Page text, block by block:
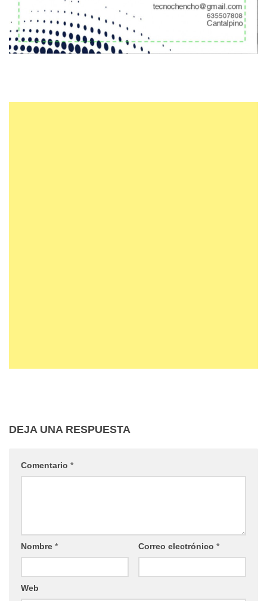
DEJA UNA RESPUESTA
Comentario *
Nombre * Correo electrónico *
Web